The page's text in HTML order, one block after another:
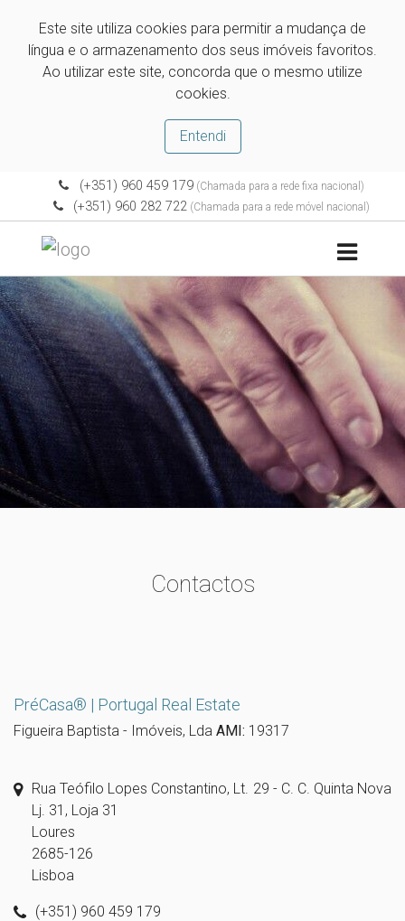
Este site utiliza cookies para permitir a mudança de
língua e o armazenamento dos seus imóveis favoritos.
Ao utilizar este site, concorda que o mesmo utilize
cookies.
Entendi
(+351) 960 459 179(Chamada para a rede fixa nacional)
(+351) 960 282 722 (Chamada para a rede móvel nacional)
Contactos
PréCasa® | Portugal Real Estate
Figueira Baptista - Imóveis, Lda AMI: 19317
Rua Teófilo Lopes Constantino, Lt. 29 - C. C. Quinta Nova
Lj. 31, Loja 31
Loures
2685-126
Lisboa
(+351) 960 459 179